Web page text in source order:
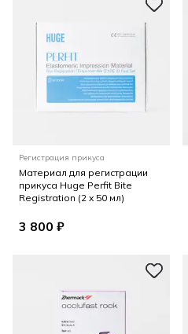
Регистрация прикуса
Материал для регистрации
прикуса Huge Perfit Bite
Registration (2 x 50 мл)
3 800 ₽